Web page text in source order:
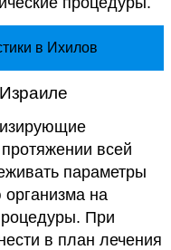
в Ихилов
всей
параметры
на
При
в план лечения